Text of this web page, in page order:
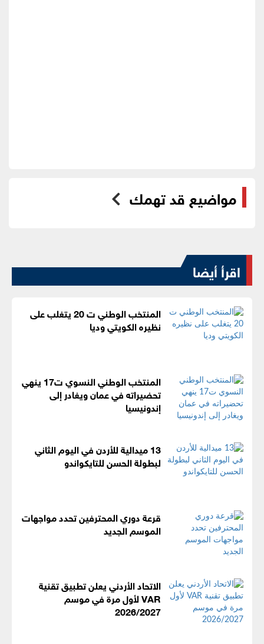
مواضيع قد تهمك
اقرأ أيضا
المنتخب الوطني ت 20 يتغلب على
نظيره الكويتي وديا
المنتخب الوطني النسوي ت17 ينهي
تحضيراته في عمان ويغادر إلى
إندونيسيا
13 ميدالية للأردن في اليوم الثاني
لبطولة الحسن للتايكواندو
قرعة دوري المحترفين تحدد مواجهات
الموسم الجديد
الاتحاد الأردني يعلن تطبيق تقنية
VAR لأول مرة في موسم
2026/2027